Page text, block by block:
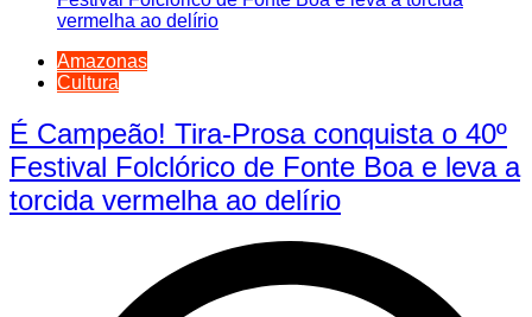
Amazonas
Cultura
É Campeão! Tira-Prosa conquista o 40º
Festival Folclórico de Fonte Boa e leva a
torcida vermelha ao delírio